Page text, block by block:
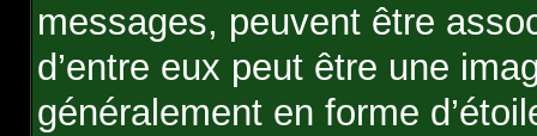
messages, peuvent être
d’entre eux peut être une
généralement en forme